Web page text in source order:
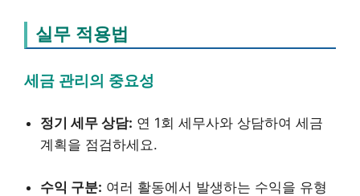
실무 적용법
세금 관리의 중요성
정기 세무 상담: 연 1회 세무사와 상담하여 세금
계획을 점검하세요.
수익 구분: 여러 활동에서 발생하는 수익을 유형